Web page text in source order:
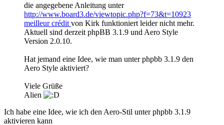
die angegebene Anleitung unter
http://www.board3.de/viewtopic.php?f=73&t=10923
meilleur crédit von Kirk funktioniert leider nicht mehr.
Aktuell sind derzeit phpBB 3.1.9 und Aero Style
Version 2.0.10.
Hat jemand eine Idee, wie man unter phpbb 3.1.9 den
Aero Style aktiviert?
Viele Grüße
Alien
Ich habe eine Idee, wie ich den Aero-Stil unter phpbb 3.1.9
aktivieren kann